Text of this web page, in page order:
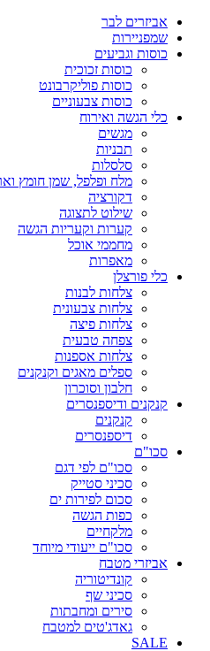
אביזרים לבר
שמפניירות
כוסות וגביעים
כוסות זכוכית
כוסות פוליקרבונט
כוסות צבעוניים
כלי הגשה ואירוח
מגשים
תבניות
סלסלות
מלח ופלפל, שמן חומץ
דקורציה
שילוט לתצוגה
קערות וקעריות הגשה
מחממי אוכל
מאפרות
כלי פורצלן
צלחות לבנות
צלחות צבעונית
צלחות פיצה
צפחה טבעית
צלחות אספנות
ספלים מאגים וקנקנים
חלבון וסוכרון
קנקנים ודיספנסרים
קנקנים
דיספנסרים
סכו"ם
סכו"ם לפי דגם
סכיני סטייק
סכום לפירות ים
כפות הגשה
מלקחיים
סכו"ם ייעודי מיוחד
אביזרי מטבח
קונדיטוריה
סכיני שף
סירים ומחבתות
גאדג'טים למטבח
SALE